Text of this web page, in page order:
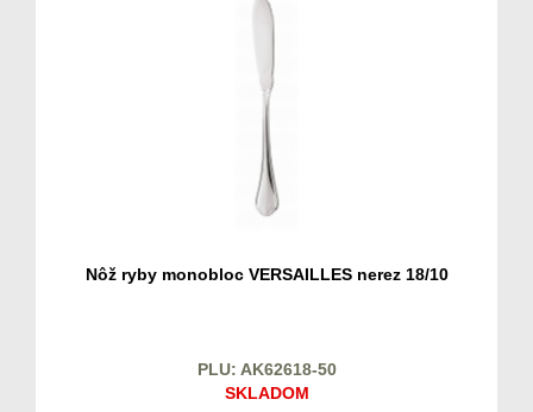
Nôž ryby monobloc VERSAILLES nerez 18/10
PLU: AK62618-50
SKLADOM